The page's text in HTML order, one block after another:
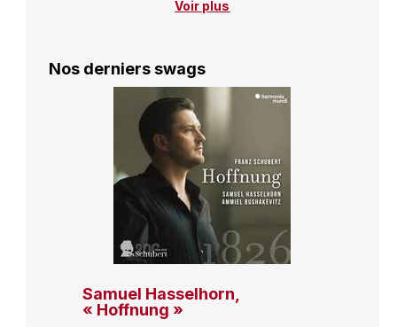
Voir plus
Nos derniers swags
Samuel Hasselhorn,
« Hoffnung »